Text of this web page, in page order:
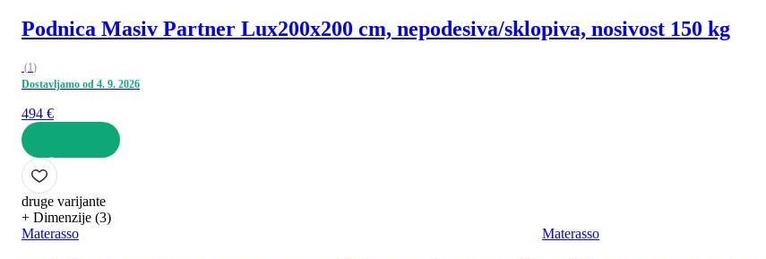
Podnica Masiv Partner Lux200x200 cm, nepodesiva/sklopiva, nosivost 150 kg
(1)
Dostavljamo od 4. 9. 2026
494 €
U KOŠARICU
druge varijante
+ Dimenzije (3)
Materasso
Materasso